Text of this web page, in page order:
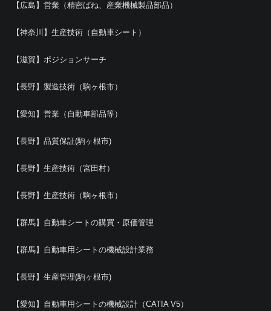
【広島】営業（精密ばね、産業機械製品部品）
【神奈川】生産技術（自動車シート）
【滋賀】ポジションサーチ
【長野】製造技術（駒ヶ根市）
【愛知】営業（自動車部品等）
【長野】品質保証(駒ヶ根市)
【長野】生産技術（宮田村）
【長野】生産技術（駒ヶ根市）
【群馬】自動車シートの購買・原価管理
【群馬】自動車用シートの機械設計業務
【長野】生産管理(駒ヶ根市)
【愛知】自動車用シートの機械設計（CATIA V5）